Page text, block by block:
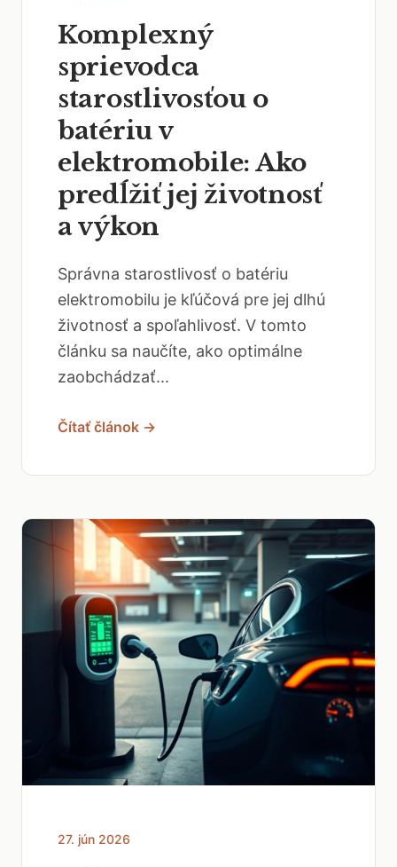
Komplexný
sprievodca
starostlivosťou o
batériu v
elektromobile: Ako
predĺžiť jej životnosť
a výkon
Správna starostlivosť o batériu
elektromobilu je kľúčová pre jej dlhú
životnosť a spoľahlivosť. V tomto
článku sa naučíte, ako optimálne
zaobchádzať...
Čítať článok →
27. jún 2026